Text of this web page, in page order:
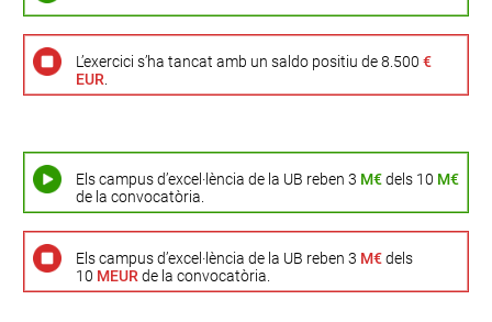
L’exercici s’ha tancat amb un saldo positiu de 8.500€
EUR.
Els campus d’excel·lència de la UB reben 3 M€dels 10 M€
de la convocatòria.
Els campus d’excel·lència de la UB reben 3 M€dels
10 MEURde la convocatòria.